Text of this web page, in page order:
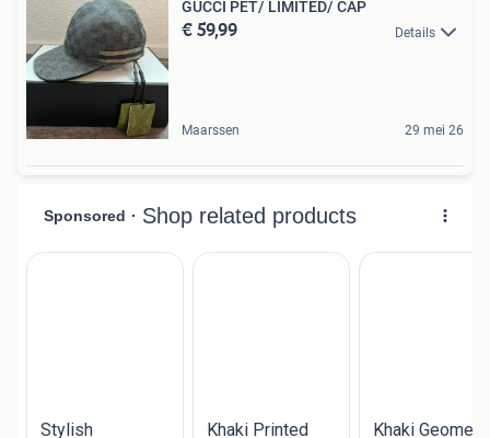
GUCCI PET/ LIMITED/ CAP
€ 59,99 Details
Maarssen 29 mei 26